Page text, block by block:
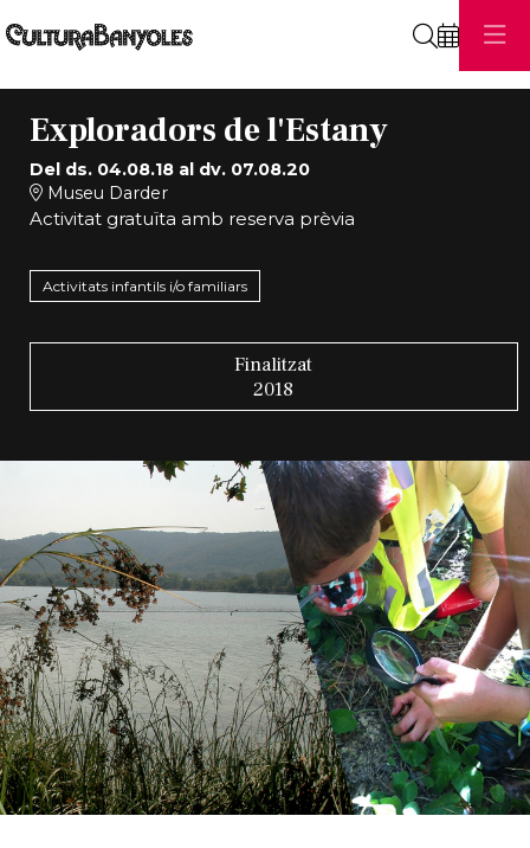
Exploradors de l'Estany
Del ds. 04.08.18al dv. 07.08.20
Museu Darder
Activitat gratuïta amb reserva prèvia
Activitats infantils i/o familiars
Finalitzat
2018